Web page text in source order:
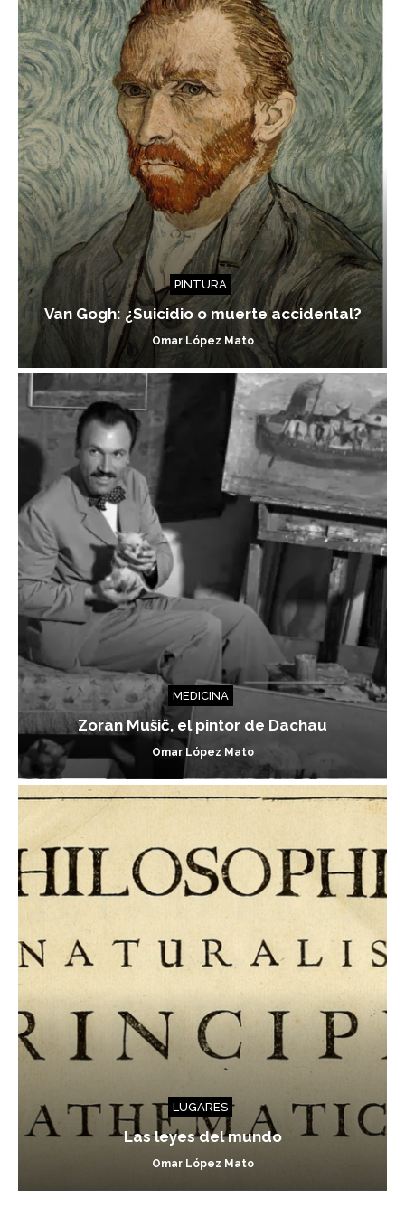
PINTURA
Van Gogh: ¿Suicidio o muerte accidental?
Omar López Mato
MEDICINA
Zoran Mušič, el pintor de Dachau
Omar López Mato
LUGARES
Las leyes del mundo
Omar López Mato